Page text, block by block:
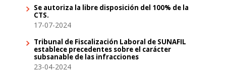
Se autoriza la libre disposición del 100% de la
CTS.
17-07-2024
Tribunal de Fiscalización Laboral de SUNAFIL
establece precedentes sobre el carácter
subsanable de las infracciones
23-04-2024